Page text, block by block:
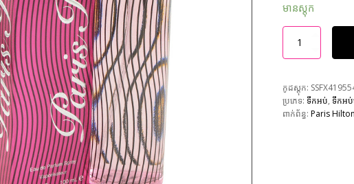
មានស្តុក
កូដស្តុក:
ប្រភេទ: ទឹកអប់, ទឹកអ
ពាក់ព័ន្ធ: Paris Hilton